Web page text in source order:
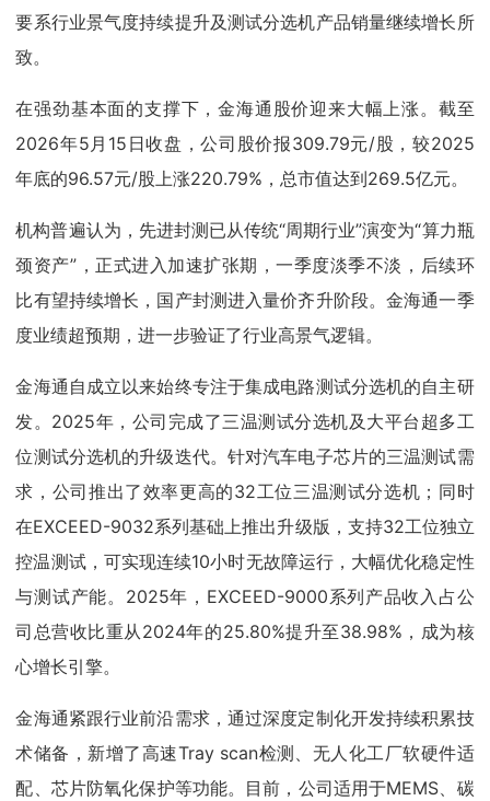
要系行业景气度持续提升及测试分选机产品销量继续增长所
致。
在强劲基本面的支撑下，金海通股价迎来大幅上涨。截至
2026年5月15日收盘，公司股价报309.79元/股，较2025
年底的96.57元/股上涨220.79%，总市值达到269.5亿元。
机构普遍认为，先进封测已从传统“周期行业”演变为“算力瓶
颈资产”，正式进入加速扩张期，一季度淡季不淡，后续环
比有望持续增长，国产封测进入量价齐升阶段。金海通一季
度业绩超预期，进一步验证了行业高景气逻辑。
金海通自成立以来始终专注于集成电路测试分选机的自主研
发。2025年，公司完成了三温测试分选机及大平台超多工
位测试分选机的升级迭代。针对汽车电子芯片的三温测试需
求，公司推出了效率更高的32工位三温测试分选机；同时
在EXCEED-9032系列基础上推出升级版，支持32工位独立
控温测试，可实现连续10小时无故障运行，大幅优化稳定性
与测试产能。2025年，EXCEED-9000系列产品收入占公
司总营收比重从2024年的25.80%提升至38.98%，成为核
心增长引擎。
金海通紧跟行业前沿需求，通过深度定制化开发持续积累技
术储备，新增了高速Tray scan检测、无人化工厂软硬件适
配、芯片防氧化保护等功能。目前，公司适用于MEMS、碳